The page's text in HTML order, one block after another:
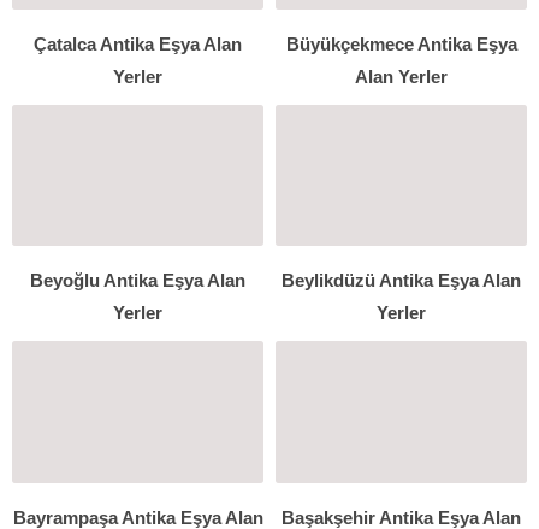
Çatalca Antika Eşya Alan
Yerler
Büyükçekmece Antika Eşya
Alan Yerler
Beyoğlu Antika Eşya Alan
Yerler
Beylikdüzü Antika Eşya Alan
Yerler
Bayrampaşa Antika Eşya Alan
Başakşehir Antika Eşya Alan